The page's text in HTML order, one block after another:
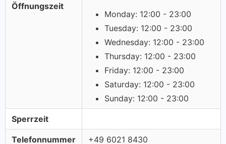
Öffnungszeit
Monday: 12:00 - 23:00
Tuesday: 12:00 - 23:00
Wednesday: 12:00 - 23:00
Thursday: 12:00 - 23:00
Friday: 12:00 - 23:00
Saturday: 12:00 - 23:00
Sunday: 12:00 - 23:00
Sperrzeit
Telefonnummer +49 6021 8430